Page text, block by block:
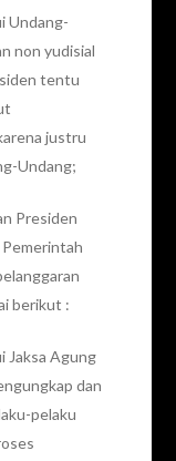
Undang-
non yudisial
tentu
justru
Undang;
Presiden
Pemerintah
berikut :
Jaksa Agung
dan
pelaku